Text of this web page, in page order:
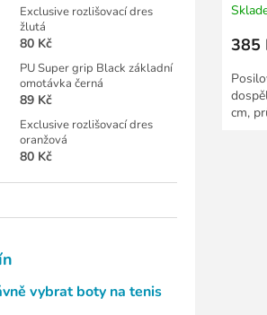
Exclusive rozlišovací dres
žlutá
80 Kč
PU Super grip Black základní
omotávka černá
89 Kč
Exclusive rozlišovací dres
oranžová
80 Kč
vybrat boty na tenis
385
cm,